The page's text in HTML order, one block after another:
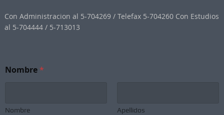
Con Administracion al 5-704269 / Telefax 5-704260 Con Estudios
al 5-704444 / 5-713013
Nombre*
Nombre Apellidos